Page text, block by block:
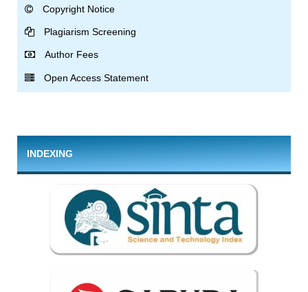
Copyright Notice
Plagiarism Screening
Author Fees
Open Access Statement
INDEXING